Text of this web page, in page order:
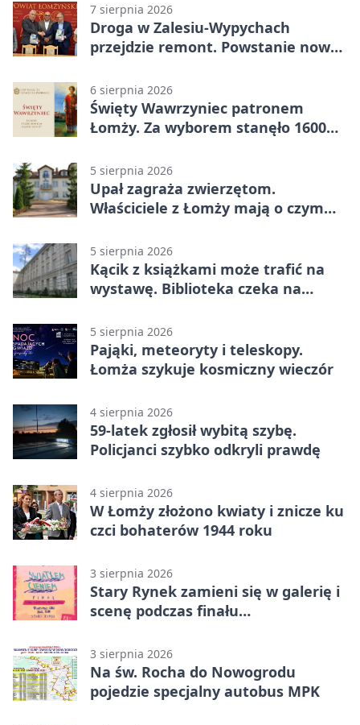
7 sierpnia 2026
Droga w Zalesiu-Wypychach
przejdzie remont. Powstanie nowa
6 sierpnia 2026
Święty Wawrzyniec patronem
Łomży. Za wyborem stanęło 1600
5 sierpnia 2026
Upał zagraża zwierzętom.
Właściciele z Łomży mają o czym
5 sierpnia 2026
Kącik z książkami może trafić na
wystawę. Biblioteka czeka na
5 sierpnia 2026
Pająki, meteoryty i teleskopy.
Łomża szykuje kosmiczny wieczór
4 sierpnia 2026
59-latek zgłosił wybitą szybę.
Policjanci szybko odkryli prawdę
4 sierpnia 2026
W Łomży złożono kwiaty i znicze ku
czci bohaterów 1944 roku
3 sierpnia 2026
Stary Rynek zamieni się w galerię i
scenę podczas finału
3 sierpnia 2026
Na św. Rocha do Nowogrodu
pojedzie specjalny autobus MPK